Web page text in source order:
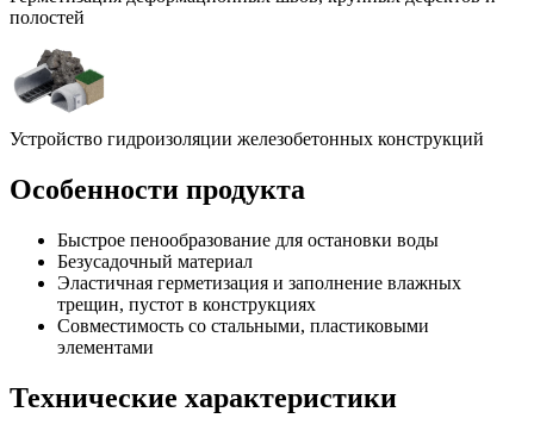
полостей
Устройство гидроизоляции железобетонных конструкций
Особенности продукта
Быстрое пенообразование для остановки воды
Безусадочный материал
Эластичная герметизация и заполнение влажных
трещин, пустот в конструкциях
Совместимость со стальными, пластиковыми
элементами
Технические характеристики